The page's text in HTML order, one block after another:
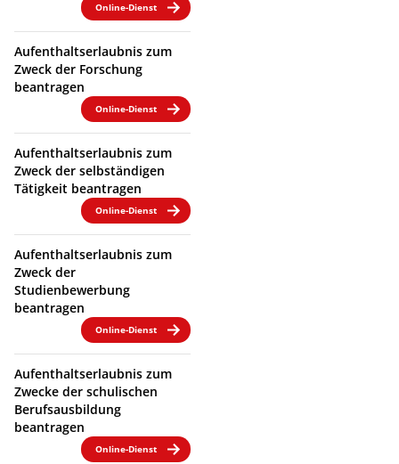
Online-Dienst
Aufenthaltserlaubnis zum
Zweck der Forschung
beantragen
Online-Dienst
Aufenthaltserlaubnis zum
Zweck der selbständigen
Tätigkeit beantragen
Online-Dienst
Aufenthaltserlaubnis zum
Zweck der
Studienbewerbung
beantragen
Online-Dienst
Aufenthaltserlaubnis zum
Zwecke der schulischen
Berufsausbildung
beantragen
Online-Dienst